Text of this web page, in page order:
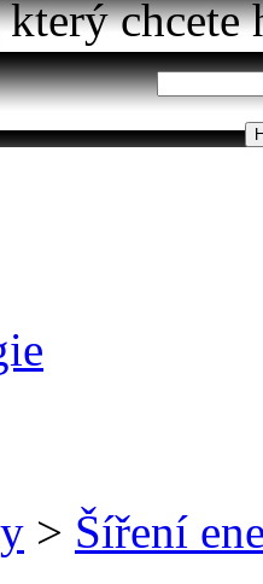
chcete
> Šíření